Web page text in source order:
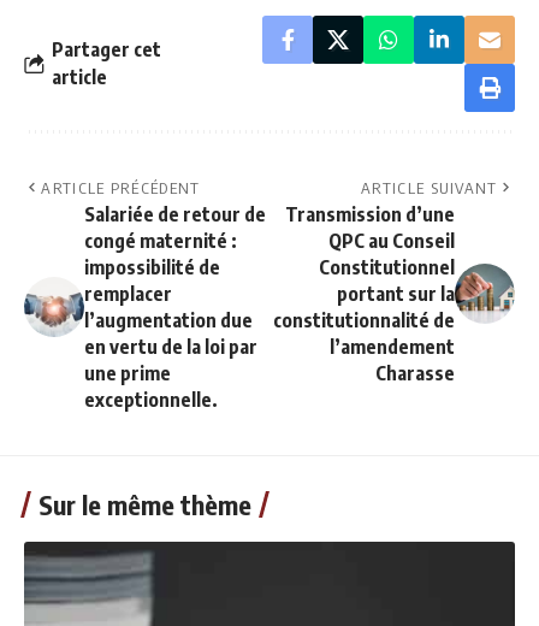
Partager cet
article
ARTICLE PRÉCÉDENT
Salariée de retour de
congé maternité :
impossibilité de
remplacer
l’augmentation due
en vertu de la loi par
une prime
exceptionnelle.
ARTICLE SUIVANT
Transmission d’une
QPC au Conseil
Constitutionnel
portant sur la
constitutionnalité de
l’amendement
Charasse
Sur le même thème